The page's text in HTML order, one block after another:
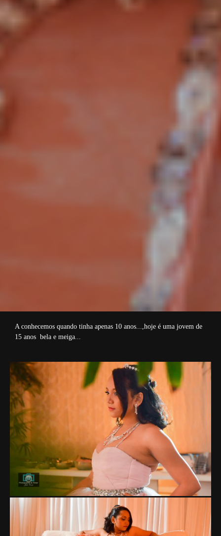
A conhecemos quando tinha apenas 10 anos...,hoje é uma jovem de
15 anos bela e meiga...